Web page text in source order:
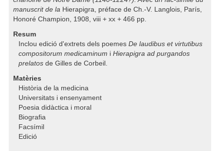
manuscrit de la Hierapigra, préface de Ch.-V. Langlois, París,
Honoré Champion, 1908, viii + xx + 466 pp.
Resum
Inclou edició d'extrets dels poemes De laudibus et virtutibus
compositorum medicaminum i Hierapigra ad purgandos
prelatos de Gilles de Corbeil.
Matèries
Història de la medicina
Universitats i ensenyament
Poesia didàctica i moral
Biografia
Facsímil
Edició